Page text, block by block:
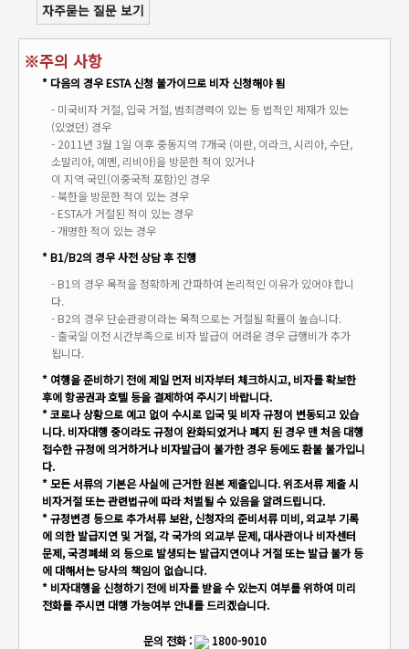
자주묻는 질문 보기
※주의 사항
* 다음의 경우 ESTA 신청 불가이므로 비자 신청해야 됨
- 미국비자 거절, 입국 거절, 범죄경력이 있는 등 법적인 제재가 있는
(있었던) 경우
- 2011년 3월 1일 이후 중동지역 7개국 (이란, 이라크, 시리아, 수단,
소말리아, 예멘, 리비아)을 방문한 적이 있거나
이 지역 국민(이중국적 포함)인 경우
- 북한을 방문한 적이 있는 경우
- ESTA가 거절된 적이 있는 경우
- 개명한 적이 있는 경우
* B1/B2의 경우 사전 상담 후 진행
- B1의 경우 목적을 정확하게 간파하여 논리적인 이유가 있어야 합니
다.
- B2의 경우 단순관광이라는 목적으로는 거절될 확률이 높습니다.
- 출국일 이전 시간부족으로 비자 발급이 어려운 경우 급행비가 추가
됩니다.
* 여행을 준비하기 전에 제일 먼저 비자부터 체크하시고, 비자를 확보한
후에 항공권과 호텔 등을 결제하여 주시기 바랍니다.
* 코로나 상황으로 예고 없이 수시로 입국 및 비자 규정이 변동되고 있습
니다. 비자대행 중이라도 규정이 완화되었거나 폐지 된 경우 맨 처음 대행
접수한 규정에 의거하거나 비자발급이 불가한 경우 등에도 환불 불가입니
다.
* 모든 서류의 기본은 사실에 근거한 원본 제출입니다. 위조서류 제출 시
비자거절 또는 관련법규에 따라 처벌될 수 있음을 알려드립니다.
* 규정변경 등으로 추가서류 보완, 신청자의 준비서류 미비, 외교부 기록
에 의한 발급지연 및 거절, 각 국가의 외교부 문제, 대사관이나 비자센터
문제, 국경폐쇄 외 등으로 발생되는 발급지연이나 거절 또는 발급 불가 등
에 대해서는 당사의 책임이 없습니다.
* 비자대행을 신청하기 전에 비자를 받을 수 있는지 여부를 위하여 미리
전화를 주시면 대행 가능여부 안내를 드리겠습니다.
문의 전화 : 1800-9010